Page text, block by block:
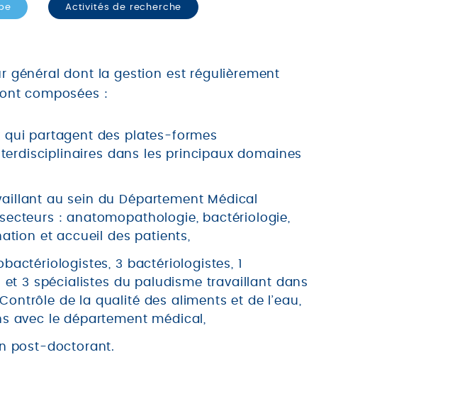
Activités de recherche
général dont la gestion est régulièrement
composées :
qui partagent des plates-formes
dans les principaux domaines
au sein du Département Médical
: anatomopathologie, bactériologie,
et accueil des patients,
3 bactériologistes, 1
3 spécialistes du paludisme travaillant dans
de la qualité des aliments et de l’eau,
avec le département médical,
post-doctorant.